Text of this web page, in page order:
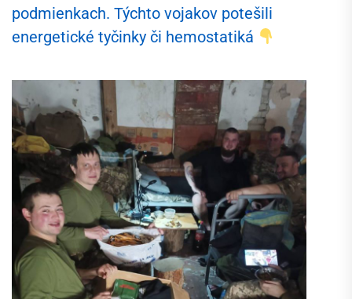
podmienkach. Týchto vojakov potešili
energetické tyčinky či hemostatiká